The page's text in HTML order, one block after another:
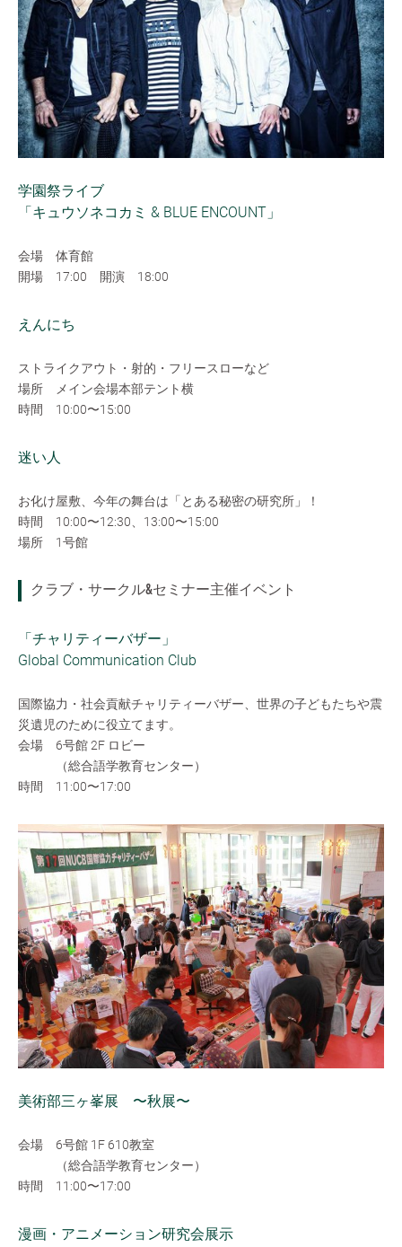
学園祭ライブ
「キュウソネコカミ & BLUE ENCOUNT」
会場 体育館
開場 17:00 開演 18:00
えんにち
ストライクアウト・射的・フリースローなど
場所 メイン会場本部テント横
時間 10:00〜15:00
迷い人
お化け屋敷、今年の舞台は「とある秘密の研究所」！
時間 10:00〜12:30、13:00〜15:00
場所 1号館
クラブ・サークル&セミナー主催イベント
「チャリティーバザー」
Global Communication Club
国際協力・社会貢献チャリティーバザー、世界の子どもたちや震
災遺児のために役立てます。
会場 6号館 2F ロビー
（総合語学教育センター）
時間 11:00〜17:00
美術部三ヶ峯展 〜秋展〜
会場 6号館 1F 610教室
（総合語学教育センター）
時間 11:00〜17:00
漫画・アニメーション研究会展示